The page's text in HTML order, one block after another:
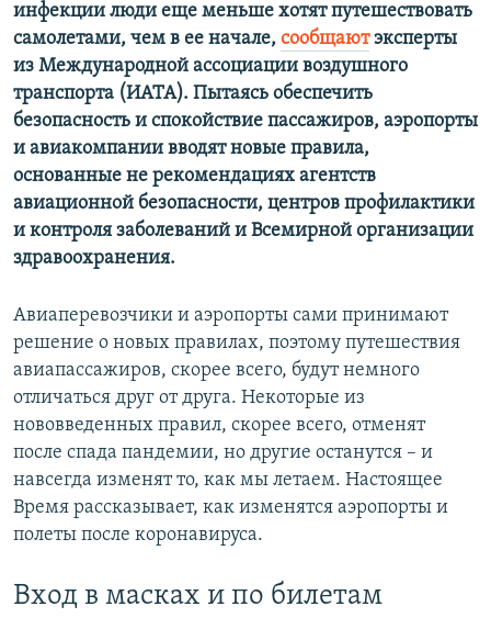
инфекции люди еще меньше хотят путешествовать
самолетами, чем в ее начале, сообщаютэксперты
из Международной ассоциации воздушного
транспорта (ИАТА). Пытаясь обеспечить
безопасность и спокойствие пассажиров, аэропорты
и авиакомпании вводят новые правила,
основанные не рекомендациях агентств
авиационной безопасности, центров профилактики
и контроля заболеваний и Всемирной организации
здравоохранения.
Авиаперевозчики и аэропорты сами принимают
решение о новых правилах, поэтому путешествия
авиапассажиров, скорее всего, будут немного
отличаться друг от друга. Некоторые из
нововведенных правил, скорее всего, отменят
после спада пандемии, но другие останутся – и
навсегда изменят то, как мы летаем. Настоящее
Время рассказывает, как изменятся аэропорты и
полеты после коронавируса.
Вход в масках и по билетам